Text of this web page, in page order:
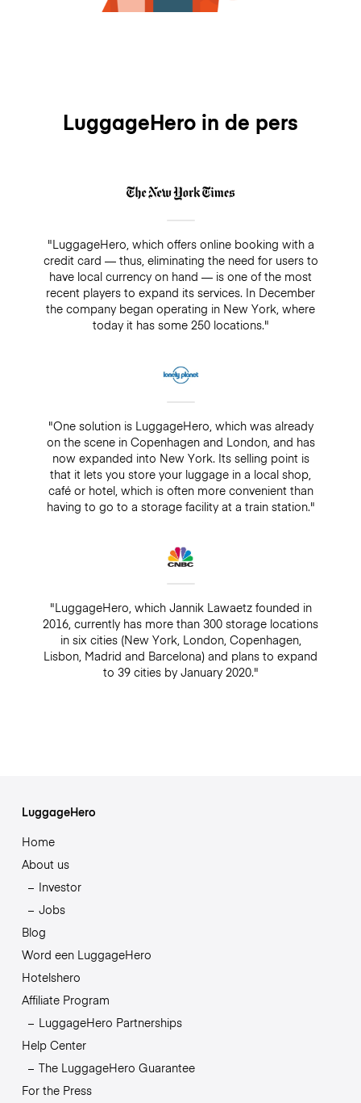
LuggageHero in de pers
"LuggageHero, which offers online booking with a
credit card — thus, eliminating the need for users to
have local currency on hand — is one of the most
recent players to expand its services. In December
the company began operating in New York, where
today it has some 250 locations."
"One solution is LuggageHero, which was already
on the scene in Copenhagen and London, and has
now expanded into New York. Its selling point is
that it lets you store your luggage in a local shop,
café or hotel, which is often more convenient than
having to go to a storage facility at a train station."
"LuggageHero, which Jannik Lawaetz founded in
2016, currently has more than 300 storage locations
in six cities (New York, London, Copenhagen,
Lisbon, Madrid and Barcelona) and plans to expand
to 39 cities by January 2020."
LuggageHero
Home
About us
Investor
Jobs
Blog
Word een LuggageHero
Hotelshero
Affiliate Program
LuggageHero Partnerships
Help Center
The LuggageHero Guarantee
For the Press